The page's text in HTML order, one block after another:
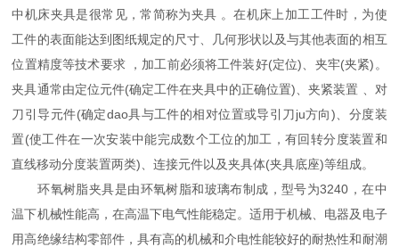
中机床夹具是很常见，常简称为夹具 。在机床上加工工件时，为使
工件的表面能达到图纸规定的尺寸、几何形状以及与其他表面的相互
位置精度等技术要求 ，加工前必须将工件装好(定位)、夹牢(夹紧)。
夹具通常由定位元件(确定工件在夹具中的正确位置)、夹紧装置 、对
刀引导元件(确定dao具与工件的相对位置或导引刀ju方向)、分度装
置(使工件在一次安装中能完成数个工位的加工，有回转分度装置和
直线移动分度装置两类)、连接元件以及夹具体(夹具底座)等组成。
环氧树脂夹具是由环氧树脂和玻璃布制成，型号为3240，在中
温下机械性能高，在高温下电气性能稳定。适用于机械、电器及电子
用高绝缘结构零部件，具有高的机械和介电性能较好的耐热性和耐潮